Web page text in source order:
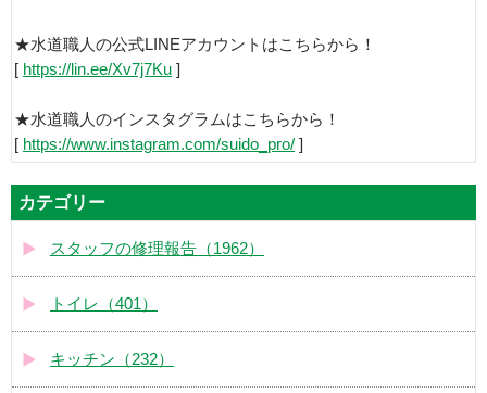
★水道職人の公式LINEアカウントはこちらから！
[ https://lin.ee/Xv7j7Ku ]
★水道職人のインスタグラムはこちらから！
[ https://www.instagram.com/suido_pro/ ]
カテゴリー
スタッフの修理報告（1962）
トイレ（401）
キッチン（232）